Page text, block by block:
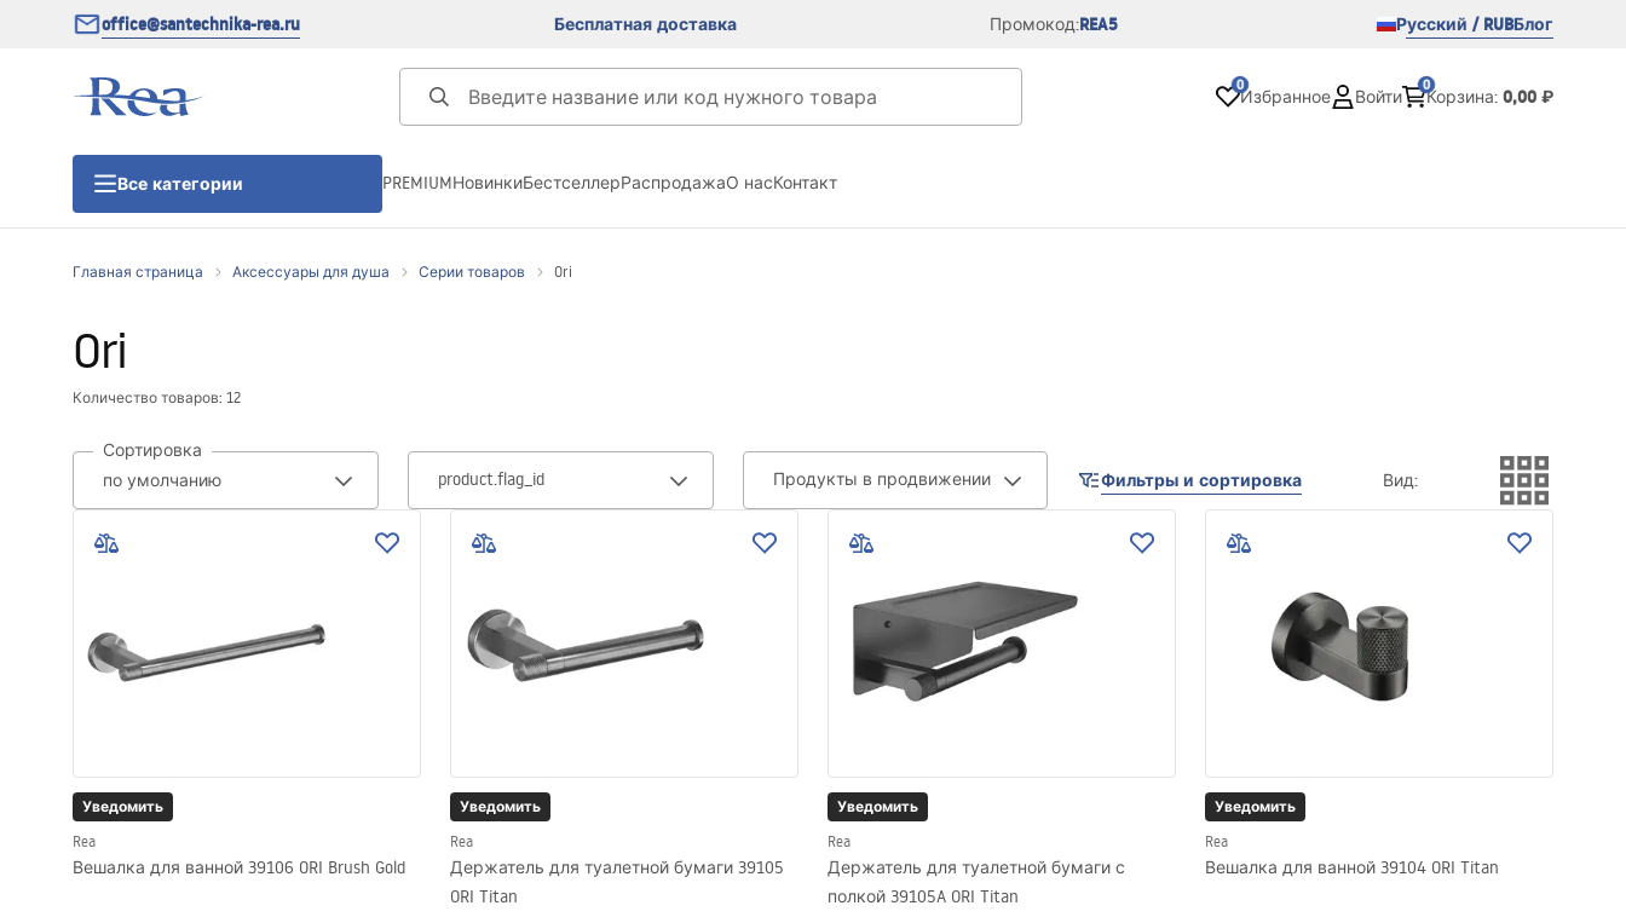
office@santechnika-rea.ru Бесплатная доставка Промокод:REA5 Русский / RUBБлог
0
Избранное Войти
0
Корзина: 0,00 ₽
Все категории
Умывальники
Смесители
PREMIUMНовинкиБестселлерРаспродажаО насКонтакт
Главная страница Аксессуары для душа Серии товаров Ori
Ori
Количество товаров: 12
Сортировка
product.flag_id
Продукты в продвижении Фильтры и сортировка Вид:
Уведомить
Rea
Вешалка для ванной 39106 ORI Brush Gold
Уведомить
Rea
Держатель для туалетной бумаги 39105
ORI Titan
Уведомить
Rea
Держатель для туалетной бумаги с
полкой 39105A ORI Titan
Уведомить
Rea
Вешалка для ванной 39104 ORI Titan